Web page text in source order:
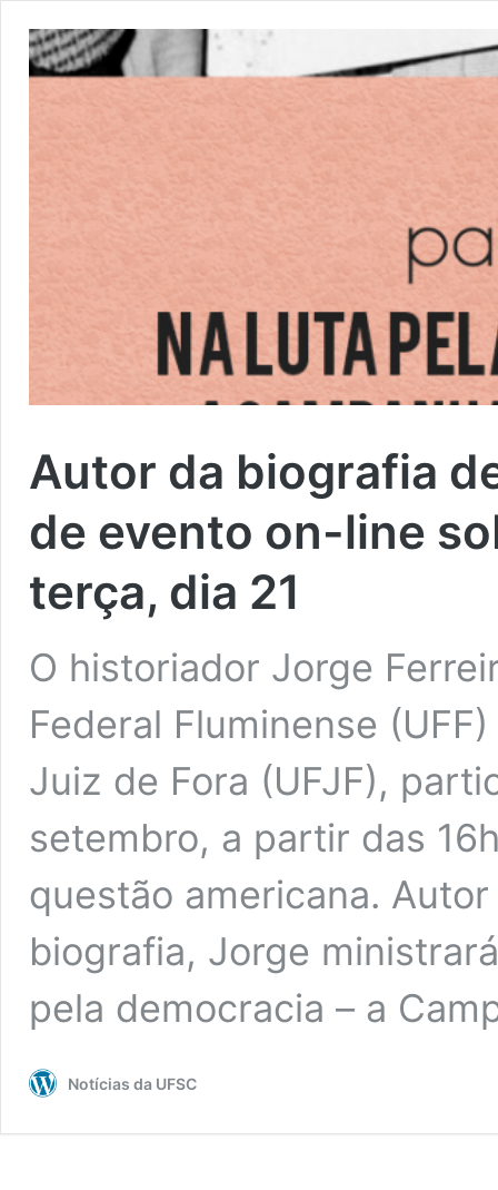
Autor da biografia
de evento on-line
terça, dia 21
O historiador Jorge
Federal Fluminense
Juiz de Fora (UFJF),
setembro, a partir das
questão americana.
biografia, Jorge
pela democracia – a
Notícias da UFSC